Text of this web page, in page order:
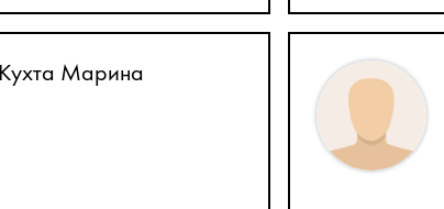
Кухта Марина